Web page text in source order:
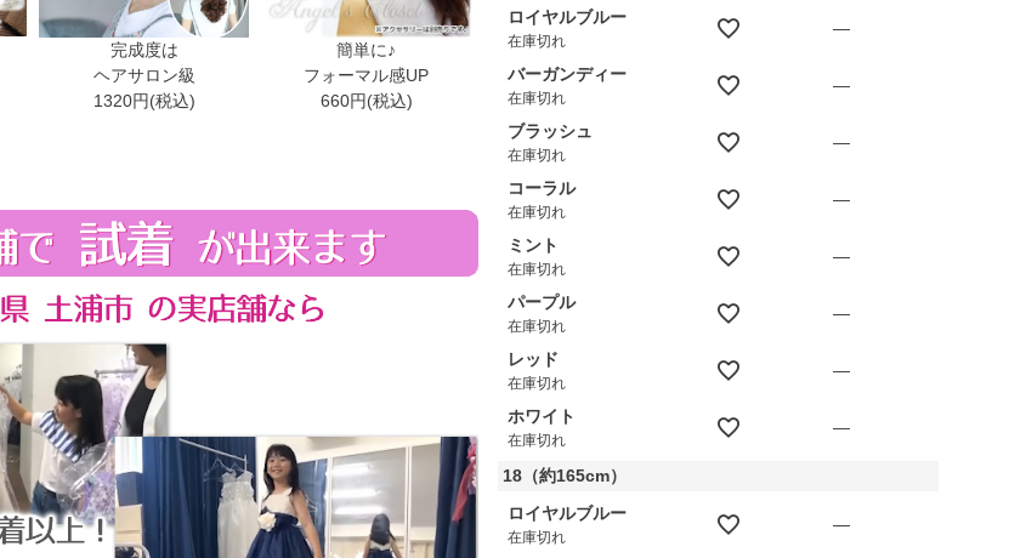
完成度は
ヘアサロン級
1320円(税込)
簡単に♪
フォーマル感UP
660円(税込)
ロイヤルブルー
在庫切れ
—
バーガンディー
在庫切れ
—
ブラッシュ
在庫切れ
—
コーラル
在庫切れ
—
ミント
在庫切れ
—
パープル
在庫切れ
—
レッド
在庫切れ
—
ホワイト
在庫切れ
—
18（約165cm）
ロイヤルブルー
在庫切れ
—